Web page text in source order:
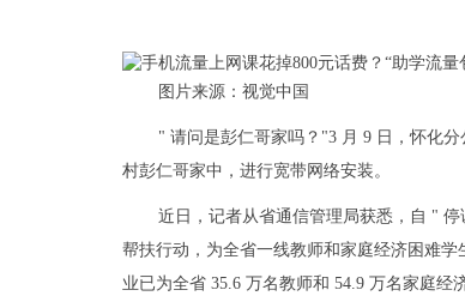
图片来源：视觉中国
" 请问是彭仁哥家吗？"3 月 9 日，怀化
村彭仁哥家中，进行宽带网络安装。
近日，记者从省通信管理局获悉，自 "
帮扶行动，为全省一线教师和家庭经济困难
业已为全省 35.6 万名教师和 54.9 万名家庭